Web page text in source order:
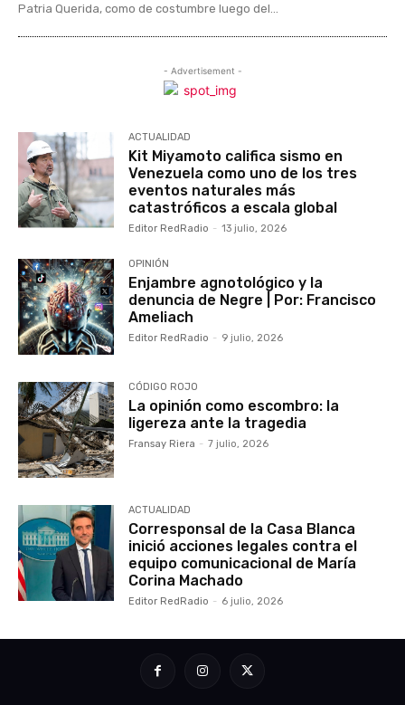
Patria Querida, como de costumbre luego del...
- Advertisement -
ACTUALIDAD
Kit Miyamoto califica sismo en
Venezuela como uno de los tres
eventos naturales más
catastróficos a escala global
Editor RedRadio - 13 julio, 2026
OPINIÓN
Enjambre agnotológico y la
denuncia de Negre | Por: Francisco
Ameliach
Editor RedRadio - 9 julio, 2026
CÓDIGO ROJO
La opinión como escombro: la
ligereza ante la tragedia
Fransay Riera - 7 julio, 2026
ACTUALIDAD
Corresponsal de la Casa Blanca
inició acciones legales contra el
equipo comunicacional de María
Corina Machado
Editor RedRadio - 6 julio, 2026